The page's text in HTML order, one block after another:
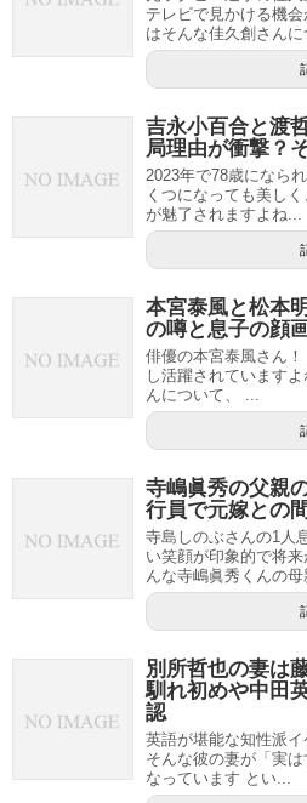
テレビで見かける機
はそんな佳久創さん
吉永小百合と渡
局理由が衝撃？
2023年で78歳になら
くつになっても美し
が魅了されますよね...
本宮泰風と松本
の噂と息子の顔
俳優の本宮泰風さん
し活躍されています
んについて、 ...
寺嶋眞秀の父親
行員で元嫁との
寺島しのぶさんの1人
い笑顔が印象的で将
んな寺嶋眞秀くんの母
別所哲也の妻は
馴れ初めや中田
認
英語が堪能な知性派
そんな彼の妻が「実
なっています とい...